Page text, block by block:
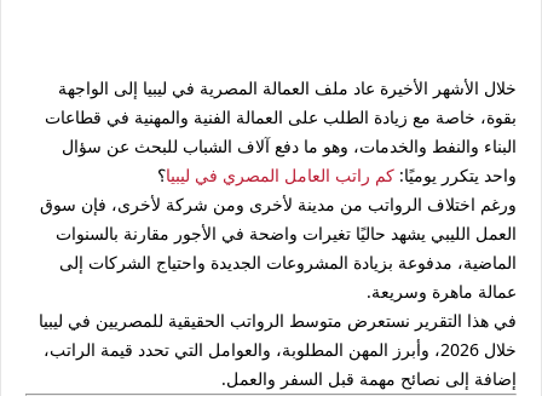
خلال الأشهر الأخيرة عاد ملف العمالة المصرية في ليبيا إلى الواجهة
بقوة، خاصة مع زيادة الطلب على العمالة الفنية والمهنية في قطاعات
البناء والنفط والخدمات، وهو ما دفع آلاف الشباب للبحث عن سؤال
واحد يتكرر يوميًا: كم راتب العامل المصري في ليبيا؟
ورغم اختلاف الرواتب من مدينة لأخرى ومن شركة لأخرى، فإن سوق
العمل الليبي يشهد حاليًا تغيرات واضحة في الأجور مقارنة بالسنوات
الماضية، مدفوعة بزيادة المشروعات الجديدة واحتياج الشركات إلى
عمالة ماهرة وسريعة.
في هذا التقرير نستعرض متوسط الرواتب الحقيقية للمصريين في ليبيا
خلال 2026، وأبرز المهن المطلوبة، والعوامل التي تحدد قيمة الراتب،
إضافة إلى نصائح مهمة قبل السفر والعمل.